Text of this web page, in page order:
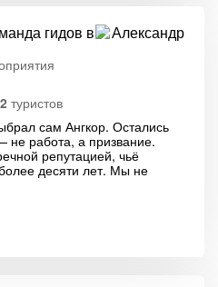
гидов в
туристов
сам Ангкор. Остались
не работа, а призвание.
репутацией, чьё
десяти лет. Мы не